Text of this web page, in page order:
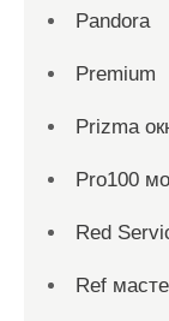
Pandora
Premium
Prizma
Pro100
Red
Ref